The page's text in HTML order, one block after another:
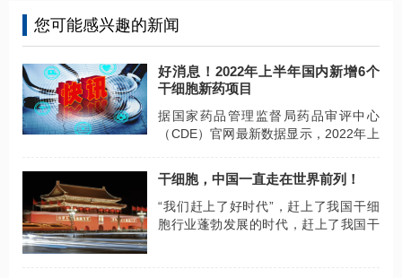
您可能感兴趣的新闻
好消息！2022年上半年国内新增6个
干细胞新药项目
据国家药品管理监督局药品审评中心
（CDE）官网最新数据显示，2022年上
干细胞，中国一直走在世界前列！
“我们赶上了好时代”，赶上了我国干细
胞行业蓬勃发展的时代，赶上了我国干